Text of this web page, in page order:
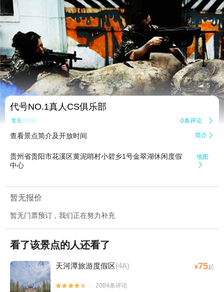
 5
代号NO.1真人CS俱乐部
暂无点评 0条评论 
查看景点简介及开放时间 简介 
贵州省贵阳市花溪区黄泥哨村小碧乡1号金翠湖休闲度假
中心
地图

暂无报价
暂无门票预订，我们正在努力补充
看了该景点的人还看了
天河潭旅游度假区(4A) ¥75起


2084条评论
